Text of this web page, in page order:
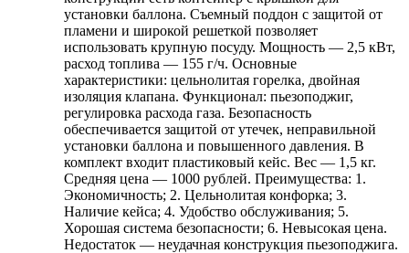
установки баллона. Съемный поддон с защитой от
пламени и широкой решеткой позволяет
использовать крупную посуду. Мощность — 2,5 кВт,
расход топлива — 155 г/ч. Основные
характеристики: цельнолитая горелка, двойная
изоляция клапана. Функционал: пьезоподжиг,
регулировка расхода газа. Безопасность
обеспечивается защитой от утечек, неправильной
установки баллона и повышенного давления. В
комплект входит пластиковый кейс. Вес — 1,5 кг.
Средняя цена — 1000 рублей. Преимущества: 1.
Экономичность; 2. Цельнолитая конфорка; 3.
Наличие кейса; 4. Удобство обслуживания; 5.
Хорошая система безопасности; 6. Невысокая цена.
Недостаток — неудачная конструкция пьезоподжига.